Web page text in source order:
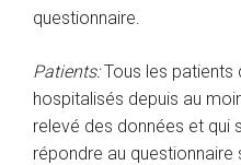
questionnaire.
Patients:Tous les patients
hospitalisés depuis au
relevé des données et qui
répondre au